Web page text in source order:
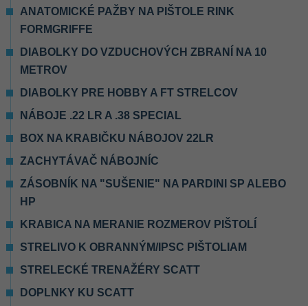
ANATOMICKÉ PAŽBY NA PIŠTOLE RINK
FORMGRIFFE
DIABOLKY DO VZDUCHOVÝCH ZBRANÍ NA 10
METROV
DIABOLKY PRE HOBBY A FT STRELCOV
NÁBOJE .22 LR A .38 SPECIAL
BOX NA KRABIČKU NÁBOJOV 22LR
ZACHYTÁVAČ NÁBOJNÍC
ZÁSOBNÍK NA "SUŠENIE" NA PARDINI SP ALEBO
HP
KRABICA NA MERANIE ROZMEROV PIŠTOLÍ
STRELIVO K OBRANNÝM/IPSC PIŠTOLIAM
STRELECKÉ TRENAŽÉRY SCATT
DOPLNKY KU SCATT